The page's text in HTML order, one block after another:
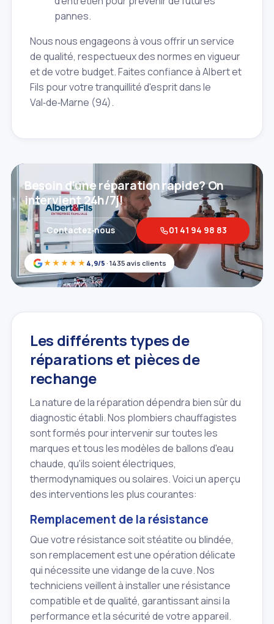
pannes.
Nous nous engageons à vous offrir un service
de qualité, respectueux des normes en vigueur
et de votre budget. Faites confiance à Albert et
Fils pour votre tranquillité d'esprit dans le
Val‑de‑Marne (94).
★★★★★ 4,9/5 · 1435 avis clients
Besoin d'une réparation rapide? On
intervient 24h/7j!
Contactez‑nous 01 41 94 98 83
Les différents types de
réparations et pièces de
rechange
La nature de la réparation dépendra bien sûr du
diagnostic établi. Nos plombiers chauffagistes
sont formés pour intervenir sur toutes les
marques et tous les modèles de ballons d'eau
chaude, qu'ils soient électriques,
thermodynamiques ou solaires. Voici un aperçu
des interventions les plus courantes:
Remplacement de la résistance
Que votre résistance soit stéatite ou blindée,
son remplacement est une opération délicate
qui nécessite une vidange de la cuve. Nos
techniciens veillent à installer une résistance
compatible et de qualité, garantissant ainsi la
performance et la sécurité de votre appareil.